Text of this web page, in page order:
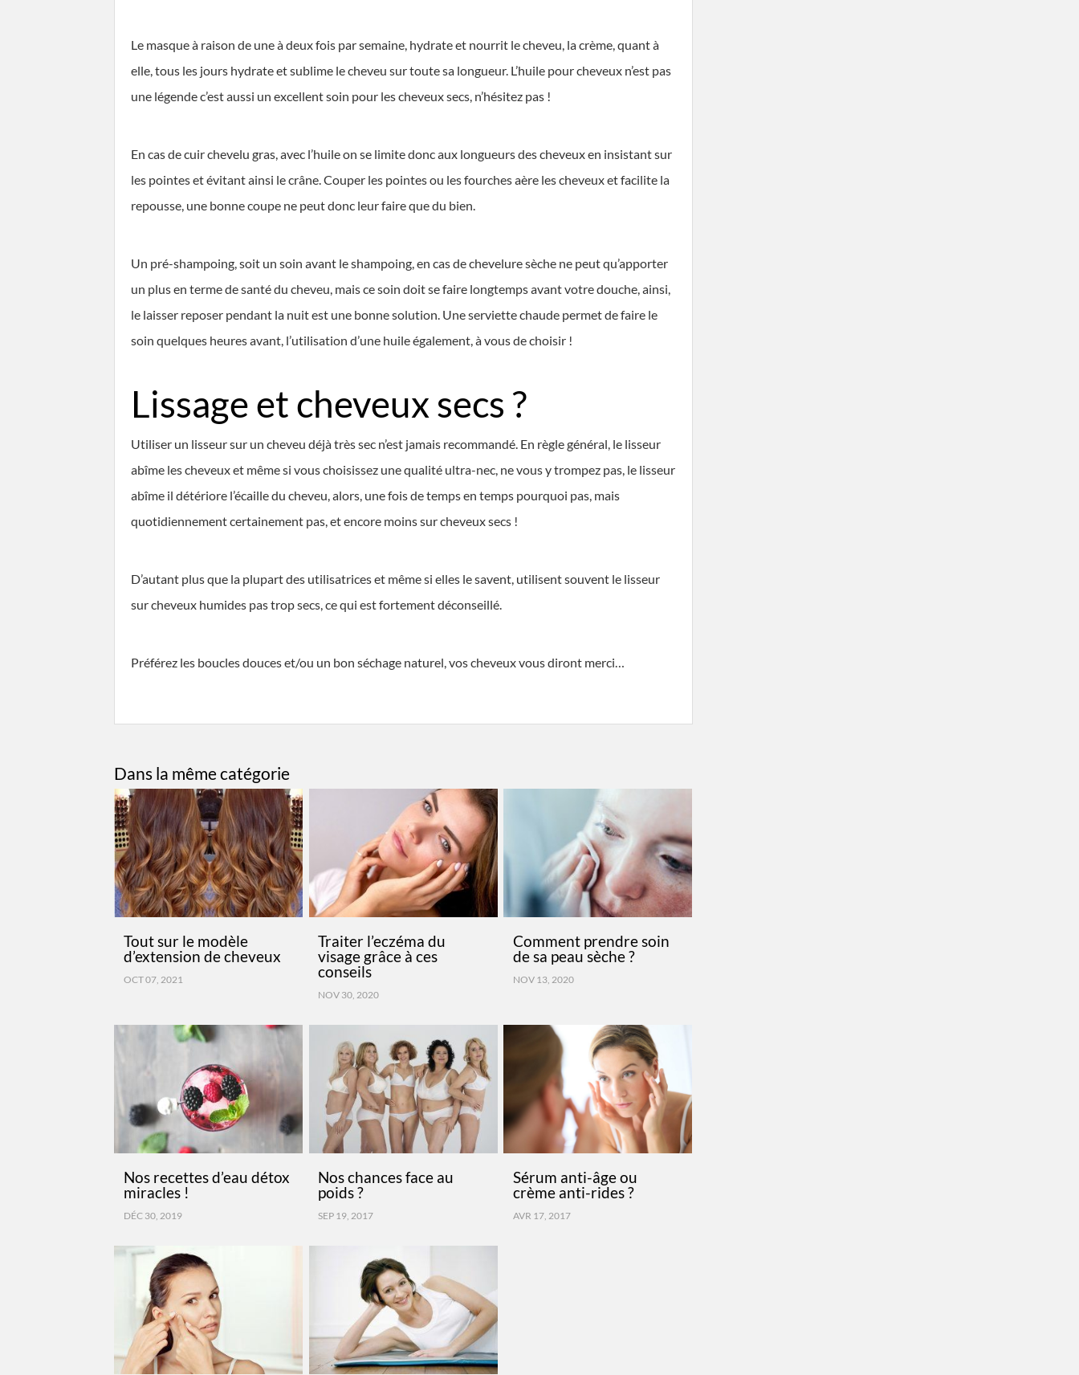
Le masque à raison de une à deux fois par semaine, hydrate et nourrit le cheveu, la crème, quant à
elle, tous les jours hydrate et sublime le cheveu sur toute sa longueur. L’huile pour cheveux n’est pas
une légende c’est aussi un excellent soin pour les cheveux secs, n’hésitez pas !
En cas de cuir chevelu gras, avec l’huile on se limite donc aux longueurs des cheveux en insistant sur
les pointes et évitant ainsi le crâne. Couper les pointes ou les fourches aère les cheveux et facilite la
repousse, une bonne coupe ne peut donc leur faire que du bien.
Un pré-shampoing, soit un soin avant le shampoing, en cas de chevelure sèche ne peut qu’apporter
un plus en terme de santé du cheveu, mais ce soin doit se faire longtemps avant votre douche, ainsi,
le laisser reposer pendant la nuit est une bonne solution. Une serviette chaude permet de faire le
soin quelques heures avant, l’utilisation d’une huile également, à vous de choisir !
Lissage et cheveux secs ?
Utiliser un lisseur sur un cheveu déjà très sec n’est jamais recommandé. En règle général, le lisseur
abîme les cheveux et même si vous choisissez une qualité ultra-nec, ne vous y trompez pas, le lisseur
abîme il détériore l’écaille du cheveu, alors, une fois de temps en temps pourquoi pas, mais
quotidiennement certainement pas, et encore moins sur cheveux secs !
D’autant plus que la plupart des utilisatrices et même si elles le savent, utilisent souvent le lisseur
sur cheveux humides pas trop secs, ce qui est fortement déconseillé.
Préférez les boucles douces et/ou un bon séchage naturel, vos cheveux vous diront merci…
Dans la même catégorie
Tout sur le modèle
d’extension de cheveux
OCT 07, 2021
Traiter l’eczéma du
visage grâce à ces
conseils
NOV 30, 2020
Comment prendre soin
de sa peau sèche ?
NOV 13, 2020
Nos recettes d’eau détox
miracles !
DÉC 30, 2019
Nos chances face au
poids ?
SEP 19, 2017
Sérum anti-âge ou
crème anti-rides ?
AVR 17, 2017